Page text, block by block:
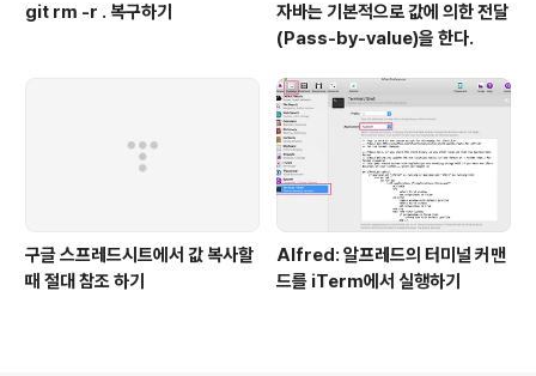
git rm -r . 복구하기
자바는 기본적으로 값에 의한 전달
(Pass-by-value)을 한다.
구글 스프레드시트에서 값 복사할
때 절대 참조 하기
Alfred: 알프레드의 터미널 커맨
드를 iTerm에서 실행하기